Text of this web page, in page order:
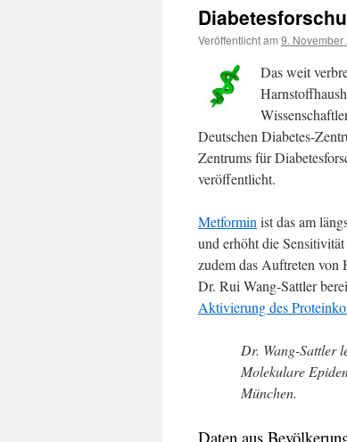
Veröffentlicht am 9. November
Das weit
Deutschen Diabetes-
Zentrums für
veröffentlicht.
Metformin ist das am
und erhöht die
zudem das Auftreten von
Dr. Rui Wang-Sattler
Aktivierung des
Dr. Wang-Sattler
Molekulare
München.
Daten aus